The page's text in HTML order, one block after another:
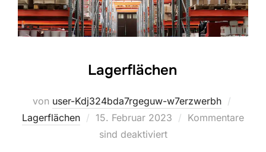
Lagerflächen
von user-Kdj324bda7rgeguw-w7erzwerbh
Lagerflächen
Veröffentlicht
am
15. Februar 2023
Kommentare
sind deaktiviert